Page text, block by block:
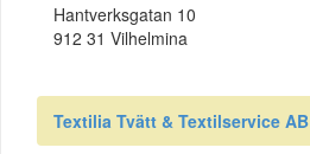
Hantverksgatan 10
912 31 Vilhelmina
Textilia Tvätt & Textilservice AB